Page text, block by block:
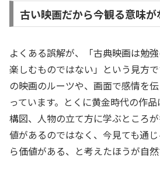
古い映画だから今観る意味
よくある誤解が、「古典映画は勉強
楽しむものではない」という見方
の映画のルーツや、画面で感情を
っています。とくに黄金時代の作品
構図、人物の立て方に学ぶところ
値があるのではなく、今見ても通
ら価値がある、と考えたほうが自然